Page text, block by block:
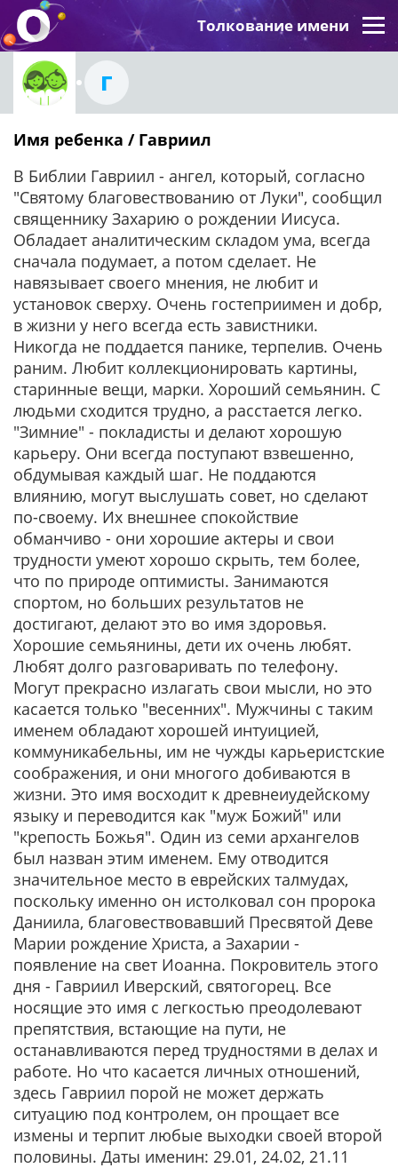
Толкование имени
Г
Имя ребенка / Гавриил
В Библии Гавриил - ангел, который, согласно
"Святому благовествованию от Луки", сообщил
священнику Захарию о рождении Иисуса.
Обладает аналитическим складом ума, всегда
сначала подумает, а потом сделает. Не
навязывает своего мнения, не любит и
установок сверху. Очень гостеприимен и добр,
в жизни у него всегда есть завистники.
Никогда не поддается панике, терпелив. Очень
раним. Любит коллекционировать картины,
старинные вещи, марки. Хороший семьянин. С
людьми сходится трудно, а расстается легко.
"Зимние" - покладисты и делают хорошую
карьеру. Они всегда поступают взвешенно,
обдумывая каждый шаг. Не поддаются
влиянию, могут выслушать совет, но сделают
по-своему. Их внешнее спокойствие
обманчиво - они хорошие актеры и свои
трудности умеют хорошо скрыть, тем более,
что по природе оптимисты. Занимаются
спортом, но больших результатов не
достигают, делают это во имя здоровья.
Хорошие семьянины, дети их очень любят.
Любят долго разговаривать по телефону.
Могут прекрасно излагать свои мысли, но это
касается только "весенних". Мужчины с таким
именем обладают хорошей интуицией,
коммуникабельны, им не чужды карьеристские
соображения, и они многого добиваются в
жизни. Это имя восходит к древнеиудейскому
языку и переводится как "муж Божий" или
"крепость Божья". Один из семи архангелов
был назван этим именем. Ему отводится
значительное место в еврейских талмудах,
поскольку именно он истолковал сон пророка
Даниила, благовествовавший Пресвятой Деве
Марии рождение Христа, а Захарии -
появление на свет Иоанна. Покровитель этого
дня - Гавриил Иверский, святогорец. Все
носящие это имя с легкостью преодолевают
препятствия, встающие на пути, не
останавливаются перед трудностями в делах и
работе. Но что касается личных отношений,
здесь Гавриил порой не может держать
ситуацию под контролем, он прощает все
измены и терпит любые выходки своей второй
половины. Даты именин: 29.01, 24.02, 21.11